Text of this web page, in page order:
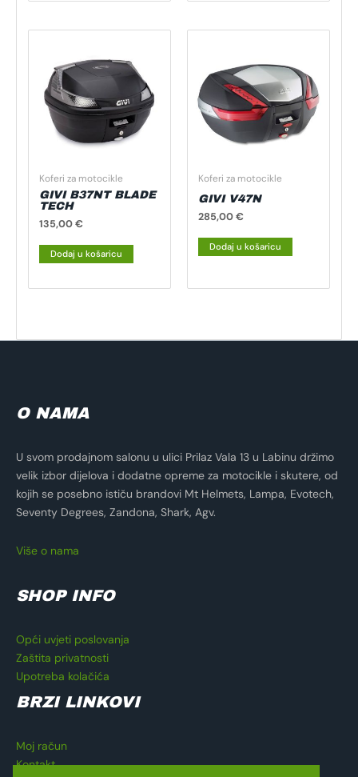
Koferi za motocikle
GIVI B37NT BLADE
TECH
135,00€
Dodaj u košaricu
Koferi za motocikle
GIVI V47N
285,00€
Dodaj u košaricu
O NAMA
U svom prodajnom salonu u ulici Prilaz Vala 13 u Labinu držimo
velik izbor dijelova i dodatne opreme za motocikle i skutere, od
kojih se posebno ističu brandovi Mt Helmets, Lampa, Evotech,
Seventy Degrees, Zandona, Shark, Agv.
Više o nama
SHOP INFO
Opći uvjeti poslovanja
Zaštita privatnosti
Upotreba kolačića
BRZI LINKOVI
Moj račun
Kontakt